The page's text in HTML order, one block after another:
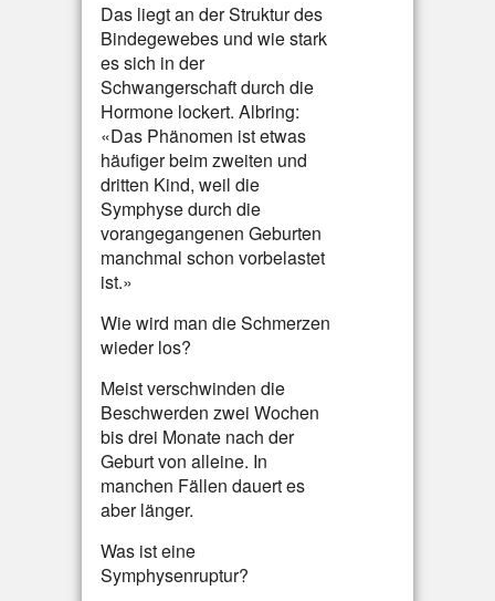
Das liegt an der Struktur des
Bindegewebes und wie stark
es sich in der
Schwangerschaft durch die
Hormone lockert. Albring:
«Das Phänomen ist etwas
häufiger beim zweiten und
dritten Kind, weil die
Symphyse durch die
vorangegangenen Geburten
manchmal schon vorbelastet
ist.»
Wie wird man die Schmerzen
wieder los?
Meist verschwinden die
Beschwerden zwei Wochen
bis drei Monate nach der
Geburt von alleine. In
manchen Fällen dauert es
aber länger.
Was ist eine
Symphysenruptur?